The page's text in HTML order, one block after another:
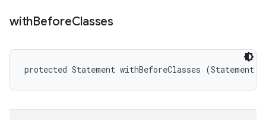
withBeforeClasses
protected Statement withBeforeClasses (Statement